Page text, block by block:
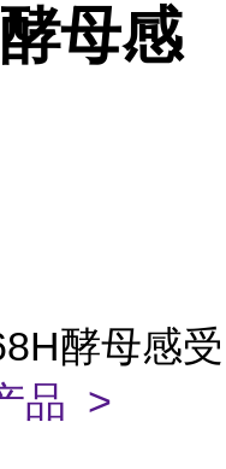
母感
酵母感受
品 >